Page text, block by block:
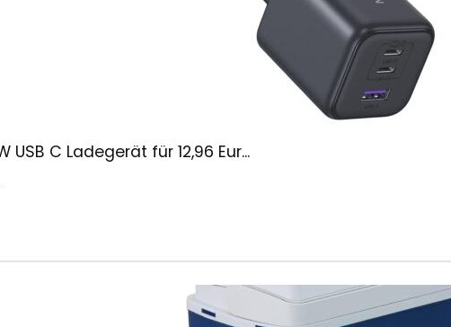
USB C Ladegerät für 12,96 Eur...